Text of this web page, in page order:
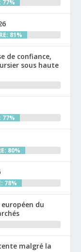
77%
81%
de confiance,
sous haute
77%
80%
78%
du
malgré la